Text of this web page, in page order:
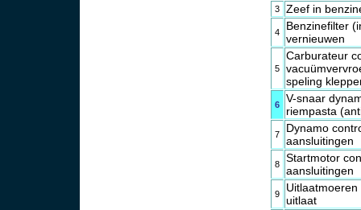
3 Zeef in
4
Benzinefilter
vernieuwen
5
Carburateur
speling
6
V-snaar
riempasta
7
Dynamo
aansluitingen
8
Startmotor
aansluitingen
9
uitlaat